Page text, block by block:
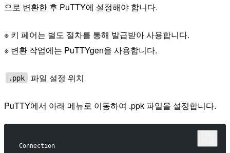
으로 변환한 후 PuTTY에 설정해야 합니다.
※ 키 페어는 별도 절차를 통해 발급받아 사용합니다.
※ 변환 작업에는 PuTTYgen을 사용합니다.
.ppk 파일 설정 위치
PuTTY에서 아래 메뉴로 이동하여 .ppk 파일을 설정합니다.
Connection